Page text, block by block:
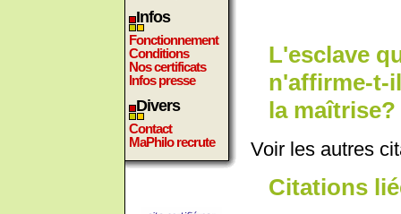
Infos
Fonctionnement
Conditions
Nos certificats
Infos presse
Divers
Contact
MaPhilo recrute
L'esclave
n'affirme-t-
la maîtrise?
Voir les autres
Citations